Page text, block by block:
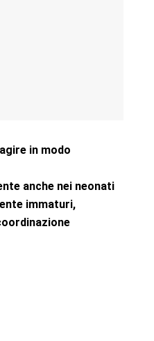
in modo
anche nei neonati
immaturi,